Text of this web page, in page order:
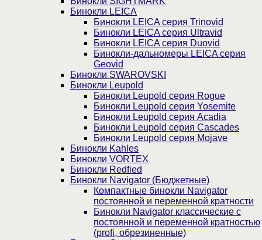
Бинокли LEICA
Бинокли LEICA серия Trinovid
Бинокли LEICA серия Ultravid
Бинокли LEICA серия Duovid
Бинокли-дальномеры LEICA серия
Geovid
Бинокли SWAROVSKI
Бинокли Leupold
Бинокли Leupold серия Rogue
Бинокли Leupold серия Yosemite
Бинокли Leupold серия Acadia
Бинокли Leupold серия Cascades
Бинокли Leupold серия Mojave
Бинокли Kahles
Бинокли VORTEX
Бинокли Redfied
Бинокли Navigator (Бюджетные)
Компактные бинокли Navigator
постоянной и переменной кратности
Бинокли Navigator классические с
постоянной и переменной кратностью
(profi, обрезиненные)